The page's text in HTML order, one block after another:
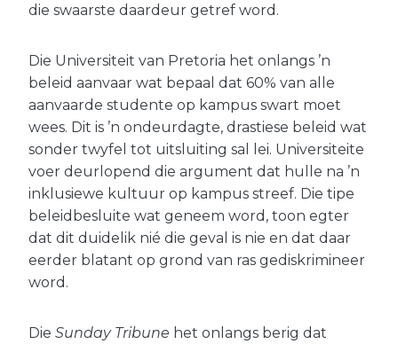
die swaarste daardeur getref word.
Die Universiteit van Pretoria het onlangs ’n
beleid aanvaar wat bepaal dat 60% van alle
aanvaarde studente op kampus swart moet
wees. Dit is ’n ondeurdagte, drastiese beleid wat
sonder twyfel tot uitsluiting sal lei. Universiteite
voer deurlopend die argument dat hulle na ’n
inklusiewe kultuur op kampus streef. Die tipe
beleidbesluite wat geneem word, toon egter
dat dit duidelik nié die geval is nie en dat daar
eerder blatant op grond van ras gediskrimineer
word.
Die Sunday Tribune het onlangs berig dat